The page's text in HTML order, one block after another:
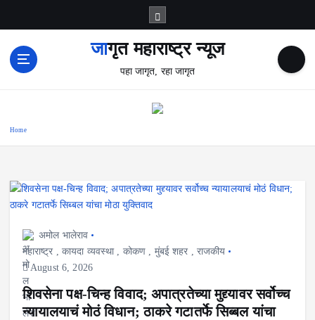
जागृत महाराष्ट्र न्यूज
पहा जागृत, रहा जागृत
Home
अमोल भालेराव
महाराष्ट्र
कायदा व्यवस्था, कोकण मुंबई शहर
राजकीय
August 6, 2026
शिवसेना पक्ष-चिन्ह विवाद; अपात्रतेच्या मुद्द्यावर सर्वोच्च
न्यायालयाचं मोठं विधान; ठाकरे गटातर्फे सिब्बल यांचा